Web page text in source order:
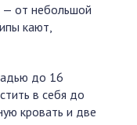
— от небольшой
кают,
до 16
в себя до
кровать и две